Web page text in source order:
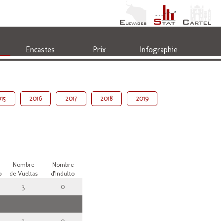
Encastes Prix Infographie
2016 2017 2018 2019
Nombre
de Vueltas
Nombre
d'Indulto
3 0